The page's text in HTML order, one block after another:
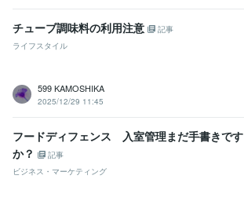
チューブ調味料の利用注意
記事
ライフスタイル
599 KAMOSHIKA
2025/12/29 11:45
フードディフェンス 入室管理まだ手書きです
か？
記事
ビジネス・マーケティング